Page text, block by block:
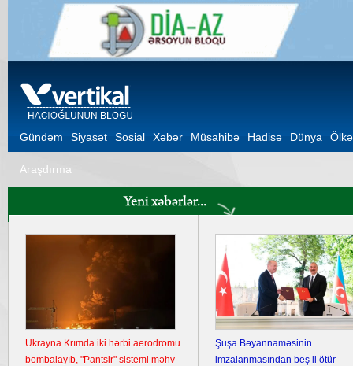
Gündəm Siyasət Sosial Xəbər Müsahibə Hadisə Dünya Ölkə
Araşdırma
Ukrayna Krımda iki hərbi aerodromu
bombalayıb, "Pantsir" sistemi məhv
Şuşa Bəyannaməsinin
imzalanmasından beş il ötür